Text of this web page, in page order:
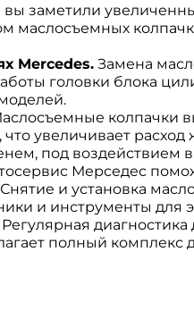
заметили
маслосъемных
Mercedes.Замена
головки блока
колпачки
увеличивает
под воздействием
Мерседес
и установка
и инструменты для
полный комплекс